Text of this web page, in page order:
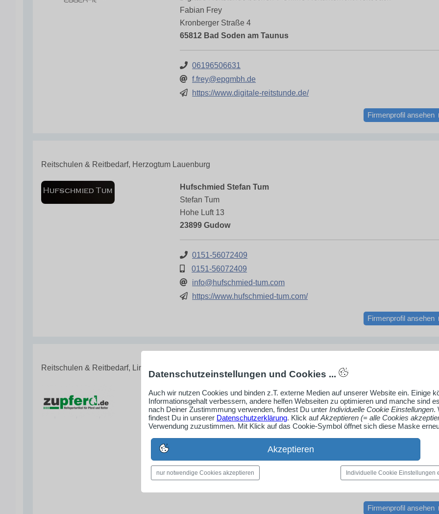
Fabian Frey
Kronberger Straße 4
65812 Bad Soden am Taunus
06196506631
f.frey@epgmbh.de
https://www.digitale-reitstunde.de/
Firmenprofil ansehen
Reitschulen & Reitbedarf, Herzogtum Lauenburg
Hufschmied Stefan Tum
Stefan Tum
Hohe Luft 13
23899 Gudow
0151-56072409
0151-56072409
info@hufschmied-tum.com
https://www.hufschmied-tum.com/
Firmenprofil ansehen
Reitschulen & Reitbedarf, Limburg-Weilburg
Reitsport Rave
Rebecca Rave
Am Sportplatz 1
65520 Bad Camberg
presse-zupferd@t-online.de
Firmenprofil ansehen
Datenschutzeinstellungen und Cookies ...
Auch wir nutzen Cookies und binden z.T. externe Medien auf unserer Website ein. Einige
Informationsgehalt verbessern, andere helfen Webseiten zu optimieren und manche sind
nach Deiner Zustimmmung verwenden, findest Du unter Individuelle Cookie Einstellungen.
findest Du in unserer Datenschutzerklärung. Klick aufAkzeptieren (= alle Cookies
Verwendung zuzustimmen. Mit Klick auf das Cookie-Symbol öffnet sich diese Maske
Akzeptieren
nur notwendige Cookies akzeptieren Individuelle Cookie Einstellungen